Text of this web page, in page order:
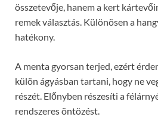
összetevője, hanem a kert
remek választás. Különösen a
hatékony.
A menta gyorsan terjed, ezért
külön ágyásban tartani, hogy ne
részét. Előnyben részesíti a
rendszeres öntözést.